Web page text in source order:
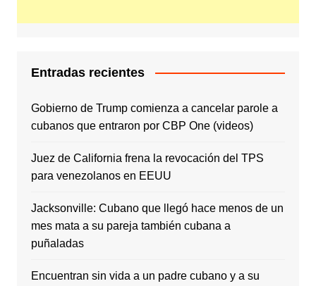
Entradas recientes
Gobierno de Trump comienza a cancelar parole a
cubanos que entraron por CBP One (videos)
Juez de California frena la revocación del TPS
para venezolanos en EEUU
Jacksonville: Cubano que llegó hace menos de un
mes mata a su pareja también cubana a
puñaladas
Encuentran sin vida a un padre cubano y a su